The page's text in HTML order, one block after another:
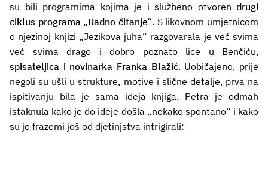
su bili programima kojima je i službeno otvoren drugi
ciklus programa „Radno čitanje“. S likovnom umjetnicom
o njezinoj knjizi „Jezikova juha“ razgovarala je već svima
već svima drago i dobro poznato lice u Benčiću,
spisateljica i novinarka Franka Blažić. Uobičajeno, prije
negoli su ušli u strukture, motive i slične detalje, prva na
ispitivanju bila je sama ideja knjiga. Petra je odmah
istaknula kako je do ideje došla „nekako spontano“ i kako
su je frazemi još od djetinjstva intrigirali: